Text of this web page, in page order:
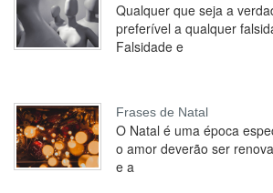
Qualquer que seja a
preferível a qualquer
Falsidade e
Frases de Natal
O Natal é uma época
o amor deverão ser
e a